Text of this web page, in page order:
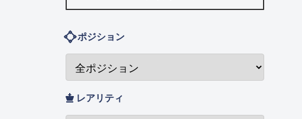
ポジション
レアリティ